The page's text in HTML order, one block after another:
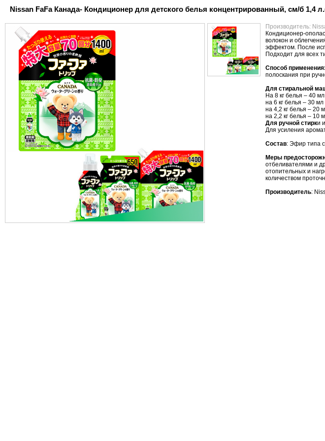
Nissan FaFa Канада- Кондиционер для детского белья концентрированный, см/б 1,4
Производитель:
Кондиционер-
волокон и
эффектом. После
Подходит для всех
Способ применения:
полоскания при
Для стиральной
На 8 кг белья – 40
на 6 кг белья – 30 мл
на 4,2 кг белья – 20
на 2,2 кг белья – 10
Для ручной стирки
Для усиления
Состав: Эфир типа
Меры
отбеливателями и
отопительных и
количеством
Производитель: